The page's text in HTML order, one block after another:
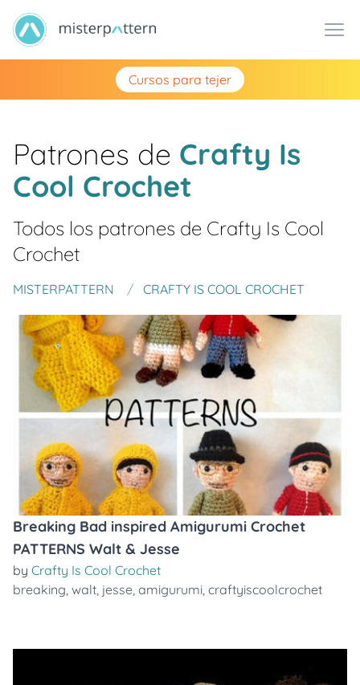
Cursos para tejer
Patrones de Crafty Is
Cool Crochet
Todos los patrones de Crafty Is Cool
Crochet
MISTERPATTERN CRAFTY IS COOL CROCHET
Breaking Bad inspired Amigurumi Crochet
PATTERNS Walt & Jesse
by Crafty Is Cool Crochet
breaking, walt, jesse, amigurumi, craftyiscoolcrochet